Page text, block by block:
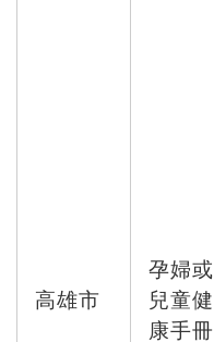
高雄市
孕婦或
兒童健
康手冊